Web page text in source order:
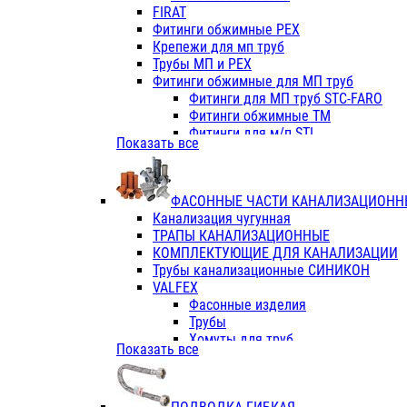
Фитинги ПП белые
Фитинги ПП белые
Фитинги ППс металл.белые
VALFEX
Трубы PE-RT
Трубы ПП водопровод белые
Трубы ПП водопровод серые
Трубы армированные
Трубы армированные
Фитинги с металл. серые
Фитинги ПП (серые)
Фитинги ПП белые
Краны
Фитинги ПП (белые)
Фитинги ПП с металлом белые
ПК КОНТУР
Краны полипропиленовые
Трубы полипропиленивые
FIRAT
Фитинги обжимные PEX
Крепежи для мп труб
Трубы МП и PEX
Фитинги обжимные для МП труб
Фитинги для МП труб STC-FARO
Фитинги обжимные ТМ
Фитинги для м/п STI
Фитинги для МП труб TITAN
TK
VALFEX
Показать все
ФАСОННЫЕ ЧАСТИ
Канализация чугунная
ТРАПЫ КАНАЛИЗАЦИОННЫЕ
КОМПЛЕКТУЮЩИЕ ДЛЯ КАНАЛИЗАЦИИ
Трубы канализационные СИНИКОН
VALFEX
Фасонные изделия
Трубы
Хомуты для труб
ПВХ (стройполимер)
Показать все